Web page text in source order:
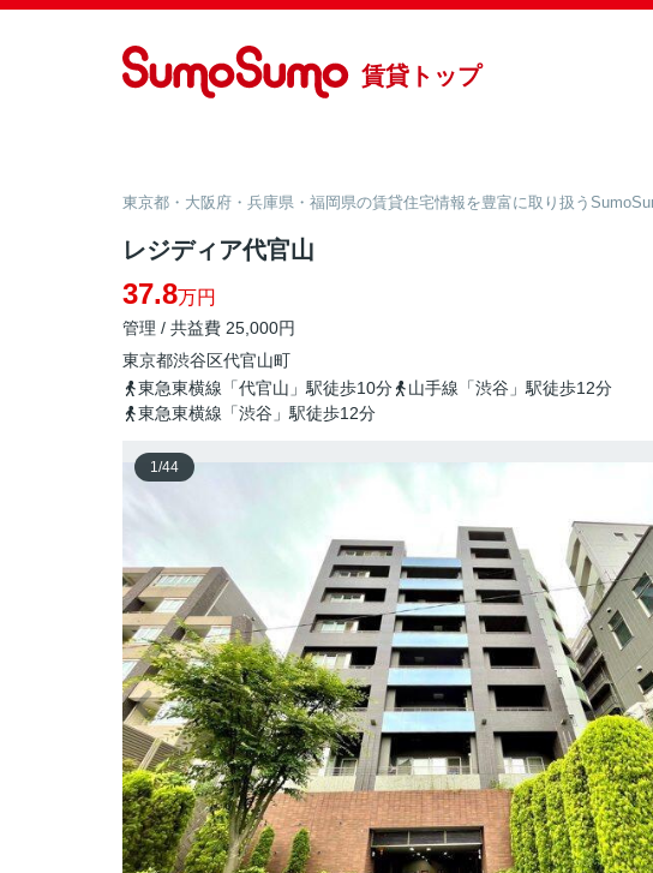
賃貸トップ
東京都・大阪府・兵庫県・福岡県の賃貸住宅情報を豊富に取り扱う
レジディア代官山
37.8万円
管理 / 共益費 25,000円
東京都渋谷区代官山町
東急東横線「代官山」駅徒歩10分
山手線「渋谷」駅徒歩12分
東急東横線「渋谷」駅徒歩12分
1/44